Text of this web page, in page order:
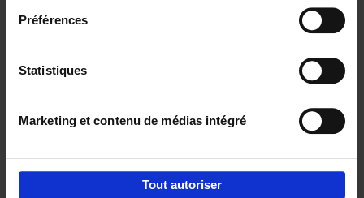
Préférences
Statistiques
Marketing et contenu de médias intégré
Tout autoriser
Building Bonds = Building